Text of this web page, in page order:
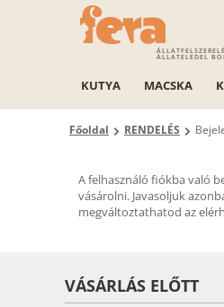
ÁLLATELEDEL
KUTYA MACSKA
Főoldal RENDELÉS
A felhasználó fiókba való
vásárolni. Javasoljuk
megváltoztathatod az
VÁSÁRLÁS ELŐTT